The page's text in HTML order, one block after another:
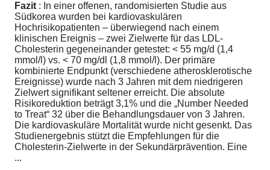
Fazit : In einer offenen, randomisierten Studie aus
Südkorea wurden bei kardiovaskulären
Hochrisikopatienten – überwiegend nach einem
klinischen Ereignis – zwei Zielwerte für das LDL-
Cholesterin gegeneinander getestet: < 55 mg/d (1,4
mmol/l) vs. < 70 mg/dl (1,8 mmol/l). Der primäre
kombinierte Endpunkt (verschiedene atherosklerotische
Ereignisse) wurde nach 3 Jahren mit dem niedrigeren
Zielwert signifikant seltener erreicht. Die absolute
Risikoreduktion beträgt 3,1% und die „Number Needed
to Treat“ 32 über die Behandlungsdauer von 3 Jahren.
Die kardiovaskuläre Mortalität wurde nicht gesenkt. Das
Studienergebnis stützt die Empfehlungen für die
Cholesterin-Zielwerte in der Sekundärprävention. Eine
...